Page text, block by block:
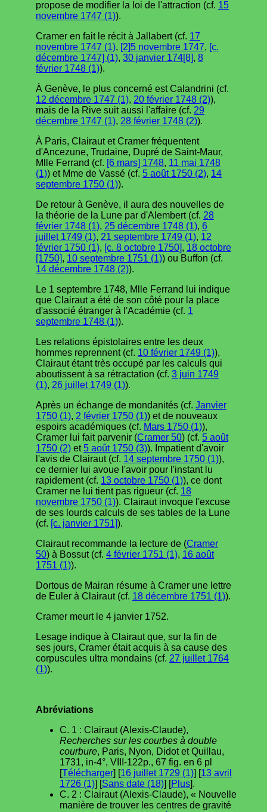
propose de modifier la loi de l'attraction (cf. 15
novembre 1747 (1)).
Cramer en fait le récit à Jallabert (cf. 17
novembre 1747 (1), [2]5 novembre 1747, [c.
décembre 1747] (1), 30 janvier 174[8], 8
février 1748 (1)).
À Genève, le plus concerné est Calandrini (cf.
12 décembre 1747 (1), 20 février 1748 (2)),
mais de la Rive suit aussi l'affaire (cf. 29
décembre 1747 (1), 28 février 1748 (2)).
À Paris, Clairaut et Cramer fréquentent
d'Ancezune, Trudaine, Dupré de Saint-Maur,
Mlle Ferrand (cf. [6 mars] 1748, 11 mai 1748
(1)) et Mme de Vassé (cf. 5 août 1750 (2), 14
septembre 1750 (1)).
De retour à Genève, il aura des nouvelles de
la théorie de la Lune par d'Alembert (cf. 28
février 1748 (1), 25 décembre 1748 (1), 6
juillet 1749 (1), 21 septembre 1749 (1), 12
février 1750 (1), [c. 8 octobre 1750], 18 octobre
[1750], 10 septembre 1751 (1)) ou Buffon (cf.
14 décembre 1748 (2)).
Le 1 septembre 1748, Mlle Ferrand lui indique
que Clairaut a été de son côté pour la place
d'associé étranger à l'Académie (cf. 1
septembre 1748 (1)).
Les relations épistolaires entre les deux
hommes reprennent (cf. 10 février 1749 (1)),
Clairaut étant très occupé par les calculs qui
aboutissent à sa rétractation (cf. 3 juin 1749
(1), 26 juillet 1749 (1)).
Après un échange de mondanités (cf. Janvier
1750 (1), 2 février 1750 (1)) et de nouveaux
espoirs académiques (cf. Mars 1750 (1)),
Cramer lui fait parvenir (Cramer 50) (cf. 5 août
1750 (2) et5 août 1750 (3)). Impatient d'avoir
l'avis de Clairaut (cf. 14 septembre 1750 (1)),
ce dernier lui avoue l'avoir pour l'instant lu
rapidement (cf. 13 octobre 1750 (1)), ce dont
Cramer ne lui tient pas rigueur (cf. 18
novembre 1750 (1)). Clairaut invoque l'excuse
de ses lourds calculs de ses tables de la Lune
(cf. [c. janvier 1751]).
Clairaut recommande la lecture de (Cramer
50) à Bossut (cf. 4 février 1751 (1), 16 août
1751 (1)).
Dortous de Mairan résume à Cramer une lettre
de Euler à Clairaut (cf. 18 décembre 1751 (1)).
Cramer meurt le 4 janvier 1752.
Lesage indique à Clairaut que, sur la fin de
ses jours, Cramer était acquis à sa cause des
corpuscules ultra mondains (cf. 27 juillet 1764
(1)).
Abréviations
C. 1 : Clairaut (Alexis-Claude),
Recherches sur les courbes à double
courbure, Paris, Nyon, Didot et Quillau,
1731, in-4°, VIII-122p., 67 fig. en 6 pl
[Télécharger] [16 juillet 1729 (1)] [13 avril
1726 (1)] [Sans date (18)] [Plus].
C. 2 : Clairaut (Alexis-Claude), « Nouvelle
manière de trouver les centres de gravité